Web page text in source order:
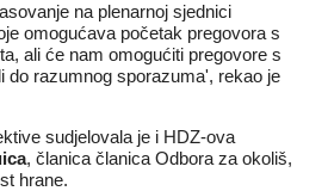
na plenarnoj sjednici
omogućava početak pregovora s
ali će nam omogućiti pregovore s
do razumnog sporazuma', rekao je
sudjelovala je i HDZ-ova
, članica članica Odbora za okoliš,
hrane.